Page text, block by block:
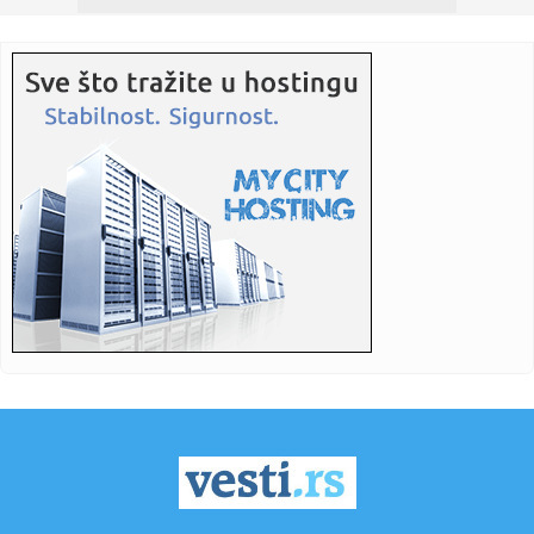
14:14: Jelena Karleuša nastupa na Danima šljive, voćarima nije do
pje...
14:14:
zatva...
14:13:Bez struje i bez vode u Beogradu, 8. i 9. avgust 2026.
14:13:Petrović: "Prijatelji iz Almerije pomogli da dođe Baba u
Partiz...
14:13:Zašto žene i dalje oklevaju upotrebu menstrualne čašice?
Očekuje se da požar u Ibarskoj klisuri kod Kraljeva uskoro